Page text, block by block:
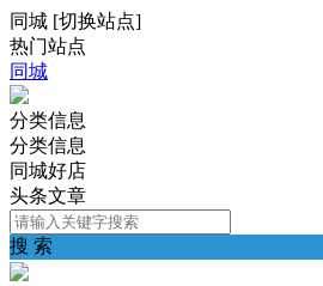
同城 [切换站点]
热门站点
同城
分类信息
分类信息
同城好店
头条文章
搜 索